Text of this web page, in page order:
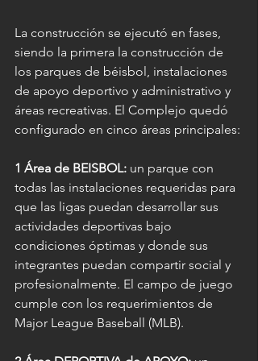
La construcción se ejecutó en fases,
siendo la primera la construcción de
los parques de béisbol, instalaciones
de apoyo deportivo y administrativo y
áreas recreativas. El Complejo quedó
configurado en cinco áreas principales:
1 Área de BEISBOL: un parque con
todas las instalaciones requeridas para
que las ligas puedan desarrollar sus
actividades deportivas bajo
condiciones óptimas y donde sus
integrantes puedan compartir social y
profesionalmente. El campo de juego
cumple con los requerimientos de
Major League Baseball (MLB).